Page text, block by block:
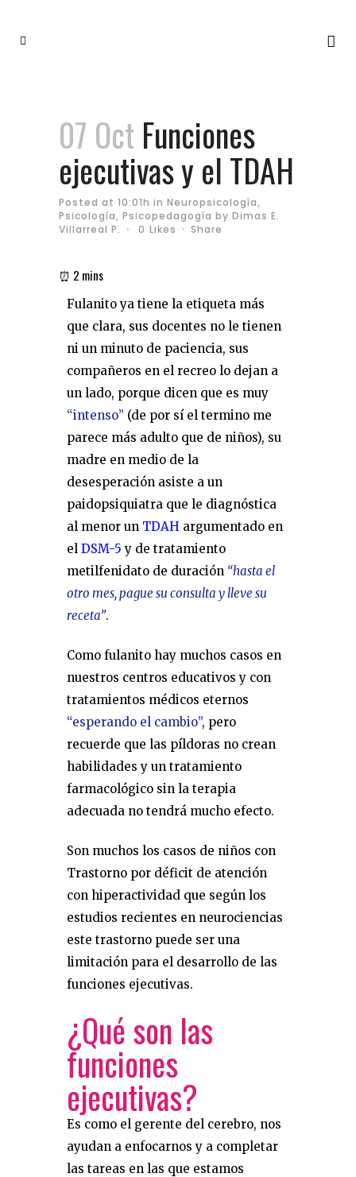
07 Oct Funciones
ejecutivas y el TDAH
Posted at 10:01h in Neuropsicología,
Psicología, Psicopedagogía by Dimas E.
Villarreal P.
0 Likes Share
Fulanito ya tiene la etiqueta más
que clara, sus docentes no le tienen
ni un minuto de paciencia, sus
compañeros en el recreo lo dejan a
un lado, porque dicen que es muy
“intenso” (de por sí el termino me
parece más adulto que de niños), su
madre en medio de la
desesperación asiste a un
paidopsiquiatra que le diagnóstica
al menor un TDAH argumentado en
el DSM-5 y de tratamiento
metilfenidato de duración “hasta el
otro mes, pague su consulta y lleve su
receta”.
Como fulanito hay muchos casos en
nuestros centros educativos y con
tratamientos médicos eternos
“esperando el cambio”, pero
recuerde que las píldoras no crean
habilidades y un tratamiento
farmacológico sin la terapia
adecuada no tendrá mucho efecto.
Son muchos los casos de niños con
Trastorno por déficit de atención
con hiperactividad que según los
estudios recientes en neurociencias
este trastorno puede ser una
limitación para el desarrollo de las
funciones ejecutivas.
¿Qué son las
funciones
ejecutivas?
Es como el gerente del cerebro, nos
ayudan a enfocarnos y a completar
las tareas en las que estamos